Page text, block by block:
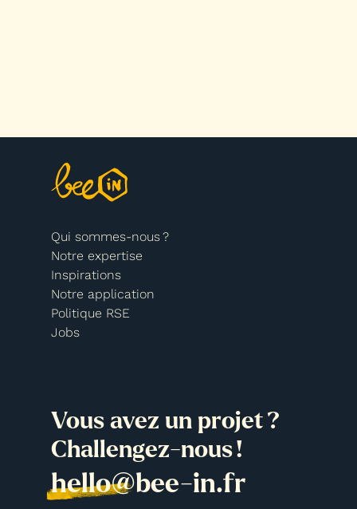
Qui sommes-nous ?
Notre expertise
Inspirations
Notre application
Politique RSE
Jobs
Vous avez un projet ?
Challengez-nous !
hello@bee-in.fr